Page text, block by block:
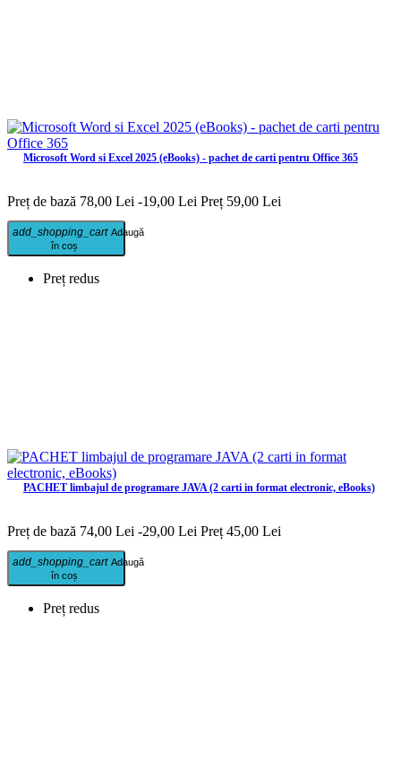
Microsoft Word si Excel 2025 (eBooks) - pachet de carti pentru Office 365
Preț de bază 78,00 Lei -19,00 Lei Preț 59,00 Lei
add_shopping_cart Adaugă
în coș
Preț redus
PACHET limbajul de programare JAVA (2 carti in format electronic, eBooks)
Preț de bază 74,00 Lei -29,00 Lei Preț 45,00 Lei
add_shopping_cart Adaugă
în coș
Preț redus